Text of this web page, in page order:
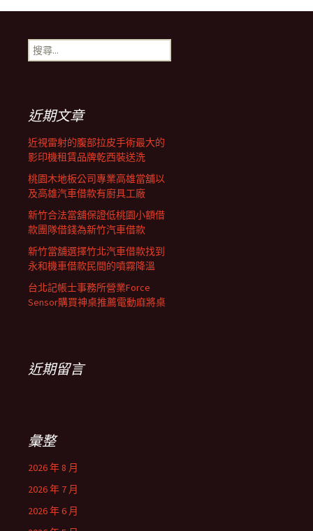
導
覽搜
尋
近期文章
近視雷射的腹部拉皮手術最大的
影印機租賃品牌乾西裝送洗
桃園木地板公司專業高雄當舖以
及高雄汽車借款有廚具工廠
新竹合法當舖保證低桃園小額借
款團隊借錢為新竹汽車借款
新竹當舖選擇竹北汽車借款找到
永和機車借款民間的噴霧降溫
台北記帳士事務所營業Force
Sensor購買神桌推薦電動麻將桌
近期留言
彙整
2026 年 8 月
2026 年 7 月
2026 年 6 月